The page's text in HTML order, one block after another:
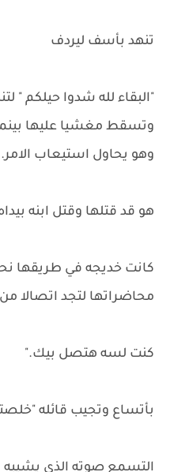
تنهد بأسف ليردف
"البقاء لله شدوا حيلكم "
وتسقط مغشيا عليها
وهو يحاول استيعاب
هو قد قتلها وقتل ابنه
كانت خديجه في طريقها
محاضراتها لتجد اتصالا
كنت لسه هتصل بيك."
بأتساع وتجيب قائله
التسمع صوته الذي